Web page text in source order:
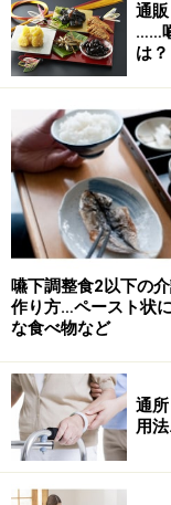
部分が外部とつ
部分（左を向いた
「舌（ぜつ）」
つけられますか
る「口の中」で
の奥「鼻腔（びく
には大きな空洞
「口蓋垂（こうが
です。口蓋垂の
に、咽頭の中間部
息を吸うと空気は
やだ液などは、食
通
……
は？
嚥下調整食2以下の
作り方…ペースト状
な食べ物など
通
用